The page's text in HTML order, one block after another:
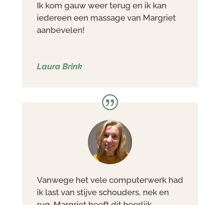
Ik kom gauw weer terug en ik kan
iedereen een massage van Margriet
aanbevelen!
Laura Brink
Vanwege het vele computerwerk had
ik last van stijve schouders, nek en